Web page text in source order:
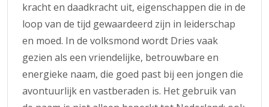
kracht en daadkracht uit, eigenschappen die in de
loop van de tijd gewaardeerd zijn in leiderschap
en moed. In de volksmond wordt Dries vaak
gezien als een vriendelijke, betrouwbare en
energieke naam, die goed past bij een jongen die
avontuurlijk en vastberaden is. Het gebruik van